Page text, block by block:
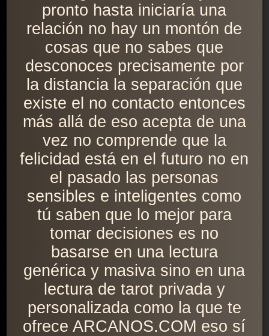
pronto hasta iniciaría una
relación no hay un montón de
cosas que no sabes que
desconoces precisamente por
la distancia la separación que
existe el no contacto entonces
más allá de eso acepta de una
vez no comprende que la
felicidad está en el futuro no en
el pasado las personas
sensibles e inteligentes como
tú saben que lo mejor para
tomar decisiones es no
basarse en una lectura
genérica y masiva sino en una
lectura de tarot privada y
personalizada como la que te
ofrece ARCANOS.COM eso sí